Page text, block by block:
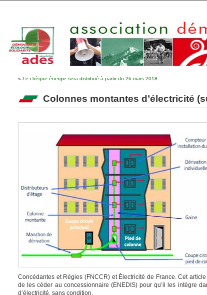
« Le chèque énergie sera distribué à partir du 26 mars 2018
Colonnes montantes d’électricité
Concédantes et Régies (FNCCR) et Électricité de France. Cet
de les céder au concessionnaire (ENEDIS) pour qu’il les intègre
d’électricité, sans condition.